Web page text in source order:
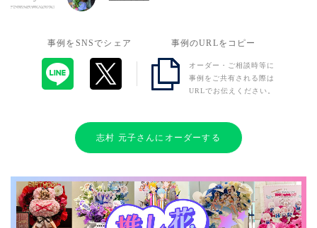
事例をSNSでシェア 事例のURLをコピー
オーダー・ご相談時等に
事例をご共有される際は
URLでお伝えください。
志村 元子さんにオーダーする